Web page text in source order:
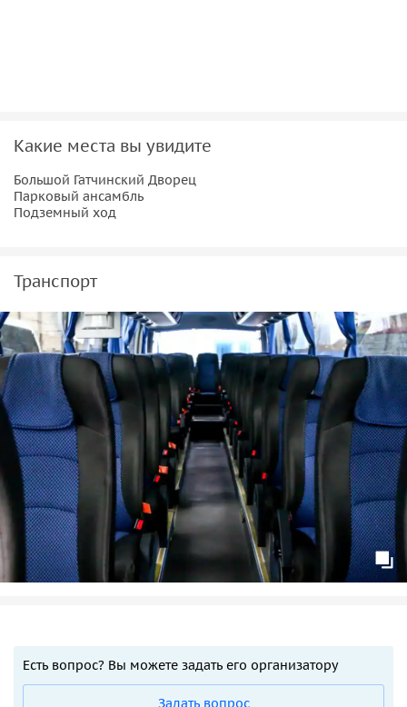
Какие места вы увидите
Большой Гатчинский Дворец
Парковый ансамбль
Подземный ход
Транспорт
Есть вопрос? Вы можете задать его организатору
Задать вопрос